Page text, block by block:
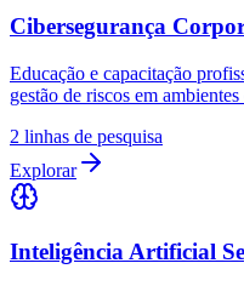
Cibersegurança
Educação e capacitação
gestão de riscos em
2 linhas de pesquisa
Explorar
Inteligência Artificial